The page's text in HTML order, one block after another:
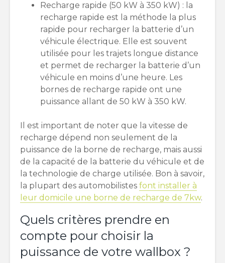
Recharge rapide (50 kW à 350 kW) : la
recharge rapide est la méthode la plus
rapide pour recharger la batterie d’un
véhicule électrique. Elle est souvent
utilisée pour les trajets longue distance
et permet de recharger la batterie d’un
véhicule en moins d’une heure. Les
bornes de recharge rapide ont une
puissance allant de 50 kW à 350 kW.
Il est important de noter que la vitesse de
recharge dépend non seulement de la
puissance de la borne de recharge, mais aussi
de la capacité de la batterie du véhicule et de
la technologie de charge utilisée. Bon à savoir,
la plupart des automobilistes font installer à
leur domicile une borne de recharge de 7kw.
Quels critères prendre en
compte pour choisir la
puissance de votre wallbox ?